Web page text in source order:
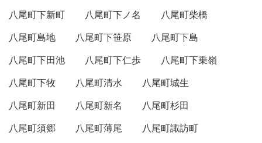
八尾町下新町
八尾町下ノ名
八尾町柴橋
八尾町島地
八尾町下笹原
八尾町下島
八尾町下田池
八尾町下仁歩
八尾町下乗嶺
八尾町下牧
八尾町清水
八尾町城生
八尾町新田
八尾町新名
八尾町杉田
八尾町須郷
八尾町薄尾
八尾町諏訪町